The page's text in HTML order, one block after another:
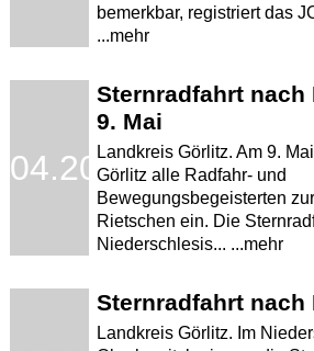
bemerkbar, registriert das
...mehr
Sternradfahrt nach
9. Mai
Landkreis Görlitz. Am 9.
Görlitz alle Radfahr- und
Bewegungsbegeisterten
Rietschen ein. Die
Niederschlesis... ...mehr
Sternradfahrt nach
Landkreis Görlitz. Im